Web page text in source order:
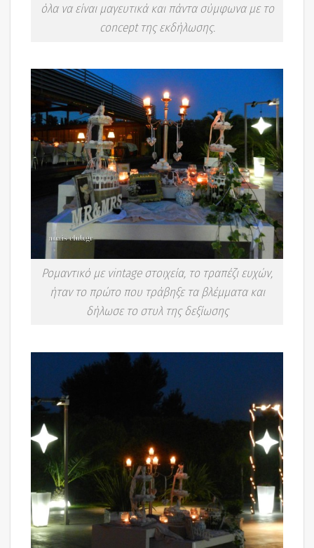
όλα να είναι μαγευτικά και πάντα σύμφωνα με το
concept της εκδήλωσης.
Ρομαντικό με vintage στοιχεία, το τραπέζι ευχών,
ήταν το πρώτο που τράβηξε τα βλέμματα και
δήλωσε το στυλ της δεξίωσης